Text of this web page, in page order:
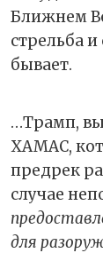
Ближнем
стрельба
бывает.
…Трамп,
ХАМАС,
предрек
случае
для